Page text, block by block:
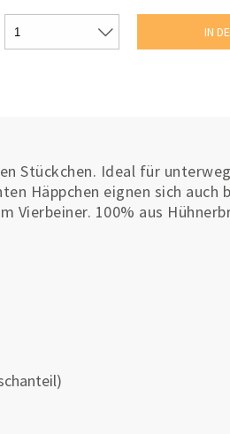
Stückchen. Ideal für
Häppchen eignen sich auch
Vierbeiner. 100% aus